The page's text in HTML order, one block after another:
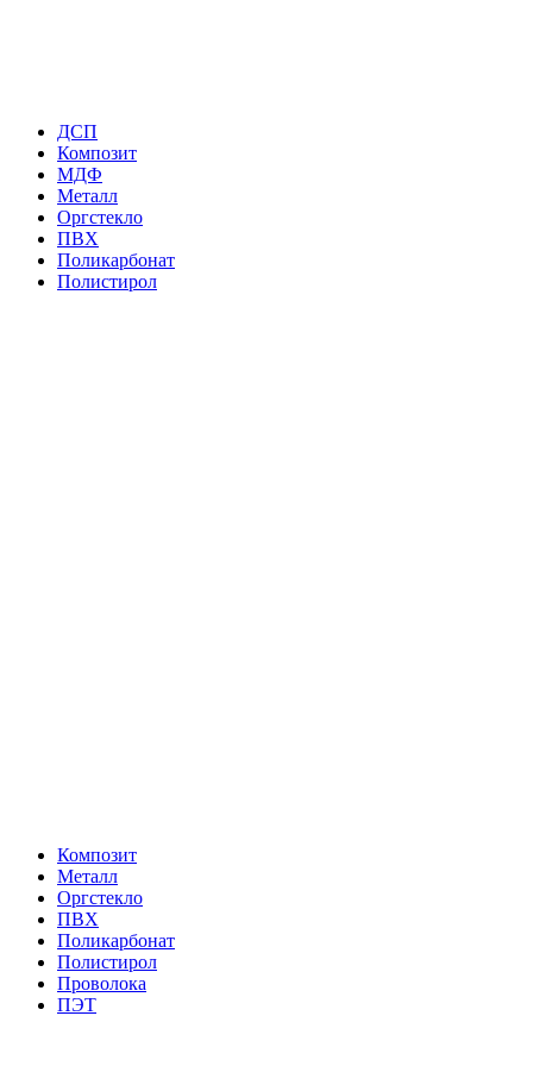
ДСП
Композит
МДФ
Металл
Оргстекло
ПВХ
Поликарбонат
Полистирол
Композит
Металл
Оргстекло
ПВХ
Поликарбонат
Полистирол
Проволока
ПЭТ